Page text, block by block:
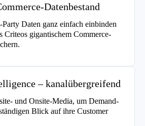
Datenbestand
Daten ganz einfach einbinden
Criteos gigantischem Commerce-
– kanalübergreifend
und Onsite-Media, um Demand-
Blick auf ihre Customer